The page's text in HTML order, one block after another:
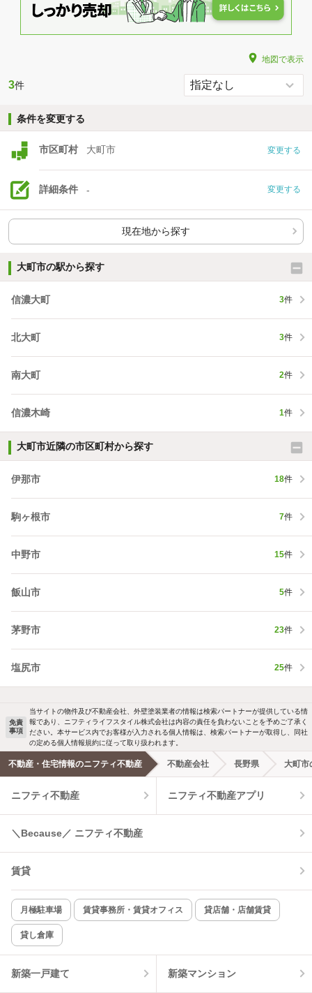
地図で表示
3件
条件を変更する
市区町村 大町市 変更する
詳細条件 - 変更する
現在地から探す
大町市の駅から探す
信濃大町 3件
北大町 3件
南大町 2件
信濃木崎 1件
大町市近隣の市区町村から探す
伊那市 18件
駒ヶ根市 7件
中野市 15件
飯山市 5件
茅野市 23件
塩尻市 25件
免責
事項
当サイトの物件及び不動産会社、外壁塗装業者の情報は検索パートナーが提供している情
報であり、ニフティライフスタイル株式会社は内容の責任を負わないことを予めご了承く
ださい。本サービス内でお客様が入力される個人情報は、検索パートナーが取得し、同社
の定める個人情報規約に従って取り扱われます。
不動産・住宅情報のニフティ不動産 不動産会社 長野県 大町市
ニフティ不動産 ニフティ不動産アプリ
＼Because／ ニフティ不動産
賃貸
月極駐車場 賃貸事務所・賃貸オフィス 貸店舗・店舗賃貸
貸し倉庫
新築一戸建て 新築マンション